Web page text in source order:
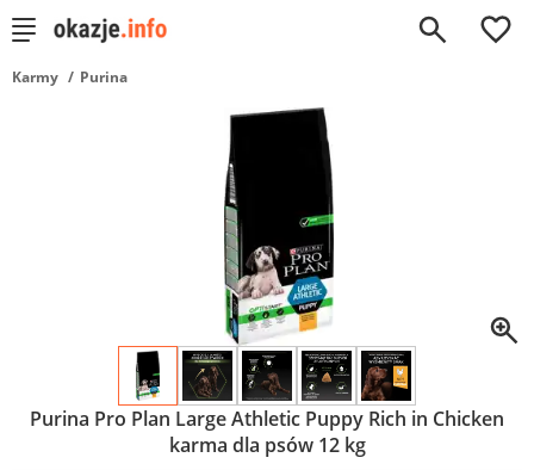
0
Karmy Purina
Purina Pro Plan Large Athletic Puppy Rich in Chicken
karma dla psów 12 kg